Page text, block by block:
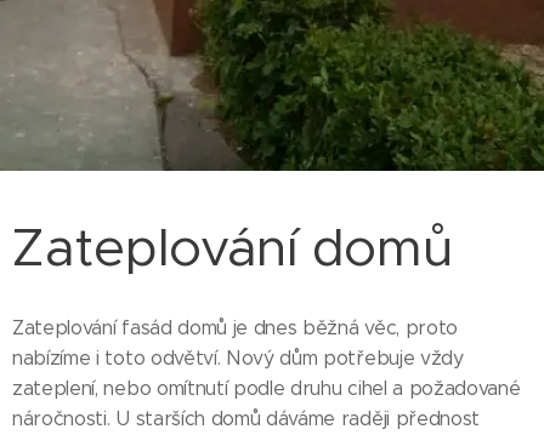
Zateplování domů
Zateplování fasád domů je dnes běžná věc, proto
nabízíme i toto odvětví. Nový dům potřebuje vždy
zateplení, nebo omítnutí podle druhu cihel a požadované
náročnosti. U starších domů dáváme raději přednost